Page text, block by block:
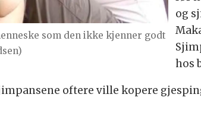
som den ikke kjenner godt
og
hos
oftere ville kopere